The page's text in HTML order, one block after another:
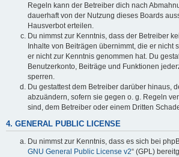
Regeln kann der Betreiber dich nach
dauerhaft von der Nutzung dieses Boards
Hausverbot erteilen.
Du nimmst zur Kenntnis, dass der Betreiber
Inhalte von Beiträgen übernimmt, die er nicht
er nicht zur Kenntnis genommen hat. Du
Benutzerkonto, Beiträge und Funktionen
sperren.
Du gestattest dem Betreiber darüber hinaus,
abzuändern, sofern sie gegen o. g. Regeln
sind, dem Betreiber oder einem Dritten
4. GENERAL PUBLIC LICENSE
Du nimmst zur Kenntnis, dass es sich bei
GNU General Public License v2“ (GPL)